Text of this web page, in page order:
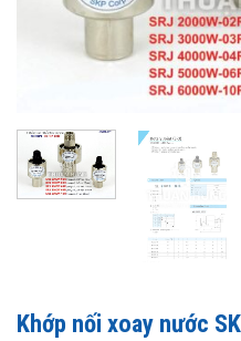
Khớp nối xoay nước